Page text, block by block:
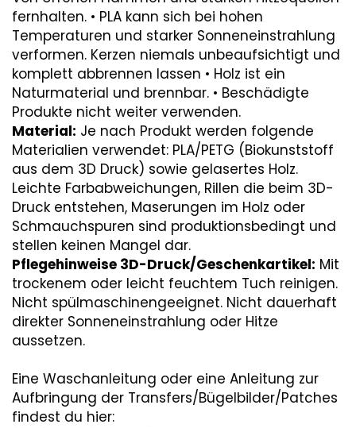
fernhalten. • PLA kann sich bei hohen
Temperaturen und starker Sonneneinstrahlung
verformen. Kerzen niemals unbeaufsichtigt und
komplett abbrennen lassen • Holz ist ein
Naturmaterial und brennbar. • Beschädigte
Produkte nicht weiter verwenden.
Material: Je nach Produkt werden folgende
Materialien verwendet: PLA/PETG (Biokunststoff
aus dem 3D Druck) sowie gelasertes Holz.
Leichte Farbabweichungen, Rillen die beim 3D-
Druck entstehen, Maserungen im Holz oder
Schmauchspuren sind produktionsbedingt und
stellen keinen Mangel dar.
Pflegehinweise 3D-Druck/Geschenkartikel: Mit
trockenem oder leicht feuchtem Tuch reinigen.
Nicht spülmaschinengeeignet. Nicht dauerhaft
direkter Sonneneinstrahlung oder Hitze
aussetzen.
Eine Waschanleitung oder eine Anleitung zur
Aufbringung der Transfers/Bügelbilder/Patches
findest du hier: